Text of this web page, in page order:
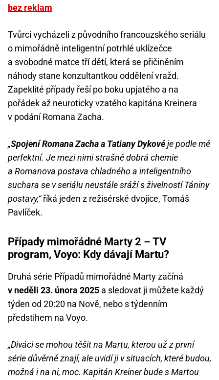
bez reklam
Tvůrci vycházeli z původního francouzského seriálu
o mimořádně inteligentní potrhlé uklízečce
a svobodné matce tří dětí, která se přičiněním
náhody stane konzultantkou oddělení vražd.
Zapeklité případy řeší po boku upjatého a na
pořádek až neuroticky vzatého kapitána Kreinera
v podání Romana Zacha.
„Spojení Romana Zacha a Tatiany Dykovéje podle mě
perfektní. Je mezi nimi strašně dobrá chemie
a Romanova postava chladného a inteligentního
suchara se v seriálu neustále sráží s živelností Tániny
postavy,“říká jeden z režisérské dvojice, Tomáš
Pavlíček.
Případy mimořádné Marty 2 – TV
program, Voyo: Kdy dávají Martu?
Druhá série Případů mimořádné Marty začíná
v neděli 23. února 2025 a sledovat ji můžete každý
týden od 20:20 na Nově, nebo s týdenním
předstihem na Voyo.
„Diváci se mohou těšit na Martu, kterou už z první
série důvěrně znají, ale uvidí ji v situacích, které budou,
možná i na ni, moc. Kapitán Kreiner bude s Martou